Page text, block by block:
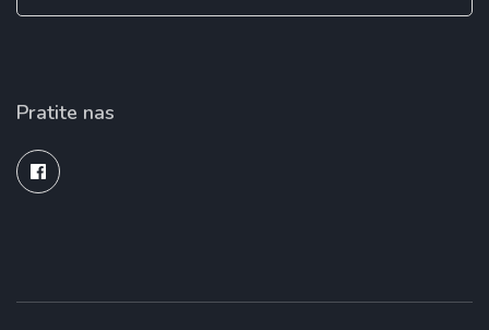
for:
Pratite nas